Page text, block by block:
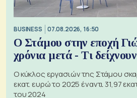
BUSINESS 07.08.2026, 16:50
Ο Στάμου στην εποχή
χρόνια μετά - Τι
Ο κύκλος εργασιών της Στάμου
εκατ. ευρώ το 2025 έναντι 31,97
του 2024